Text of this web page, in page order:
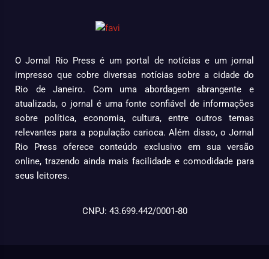
O Jornal Rio Press é um portal de notícias e um jornal
impresso que cobre diversas notícias sobre a cidade do
Rio de Janeiro. Com uma abordagem abrangente e
atualizada, o jornal é uma fonte confiável de informações
sobre política, economia, cultura, entre outros temas
relevantes para a população carioca. Além disso, o Jornal
Rio Press oferece conteúdo exclusivo em sua versão
online, trazendo ainda mais facilidade e comodidade para
seus leitores.
CNPJ: 43.699.442/0001-80